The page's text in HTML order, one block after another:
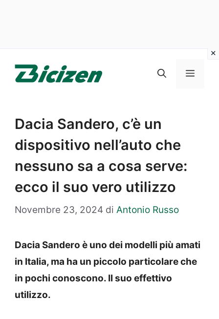
Menu
Dacia Sandero, c’è un
dispositivo nell’auto che
nessuno sa a cosa serve:
ecco il suo vero utilizzo
Novembre 23, 2024 di Antonio Russo
Dacia Sandero è uno dei modelli più amati
in Italia, ma ha un piccolo particolare che
in pochi conoscono. Il suo effettivo
utilizzo.